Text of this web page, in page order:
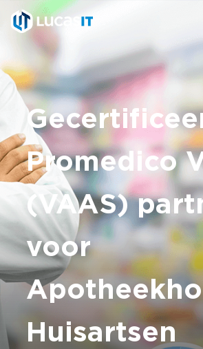
Promedico
(VAAS)
voor
Huisartsen